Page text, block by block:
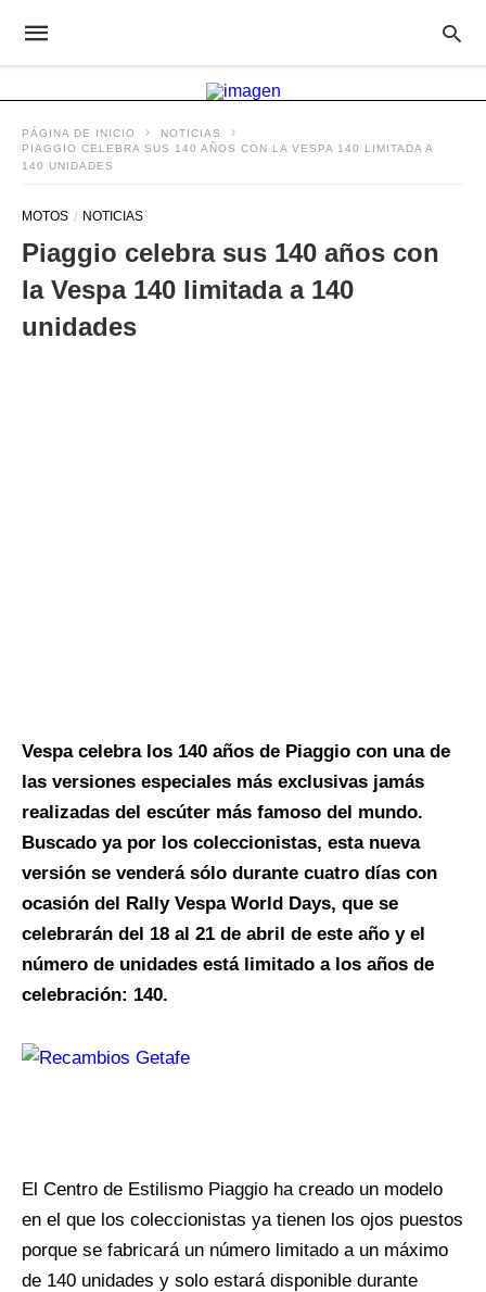
PÁGINA DE INICIO
NOTICIAS
PIAGGIO CELEBRA SUS 140 AÑOS CON LA VESPA 140 LIMITADA A
140 UNIDADES
MOTOS NOTICIAS
Piaggio celebra sus 140 años con
la Vespa 140 limitada a 140
unidades
Vespa celebra los 140 años de Piaggio con una de
las versiones especiales más exclusivas jamás
realizadas del escúter más famoso del mundo.
Buscado ya por los coleccionistas, esta nueva
versión se venderá sólo durante cuatro días con
ocasión del Rally Vespa World Days, que se
celebrarán del 18 al 21 de abril de este año y el
número de unidades está limitado a los años de
celebración: 140.
El Centro de Estilismo Piaggio ha creado un modelo
en el que los coleccionistas ya tienen los ojos puestos
porque se fabricará un número limitado a un máximo
de 140 unidades y solo estará disponible durante